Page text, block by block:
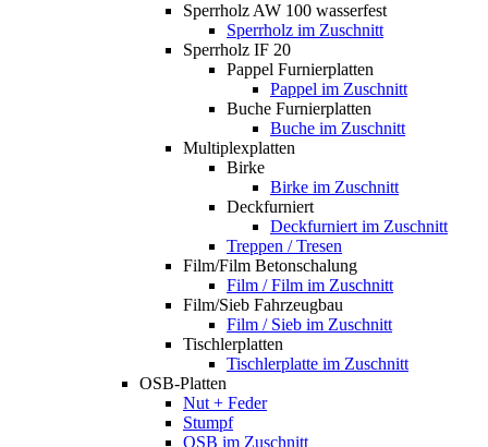
Sperrholz AW 100 wasserfest
Sperrholz im Zuschnitt
Sperrholz IF 20
Pappel Furnierplatten
Pappel im Zuschnitt
Buche Furnierplatten
Buche im Zuschnitt
Multiplexplatten
Birke
Birke im Zuschnitt
Deckfurniert
Deckfurniert im Zuschnitt
Treppen / Tresen
Film/Film Betonschalung
Film / Film im Zuschnitt
Film/Sieb Fahrzeugbau
Film / Sieb im Zuschnitt
Tischlerplatten
Tischlerplatte im Zuschnitt
OSB-Platten
Nut + Feder
Stumpf
OSB im Zuschnitt